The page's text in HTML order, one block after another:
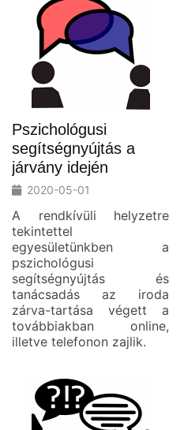
Pszichológusi
segítségnyújtás a
járvány idején
2020-05-01
A rendkívüli helyzetre
tekintettel
egyesületünkben a
pszichológusi
segítségnyújtás és
tanácsadás az iroda
zárva-tartása végett a
továbbiakban online,
illetve telefonon zajlik.